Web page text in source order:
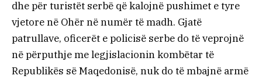
dhe për turistët serbë që kalojnë pushimet e tyre
vjetore në Ohër në numër të madh. Gjatë
patrullave, oficerët e policisë serbe do të veprojnë
në përputhje me legjislacionin kombëtar të
Republikës së Maqedonisë, nuk do të mbajnë armë